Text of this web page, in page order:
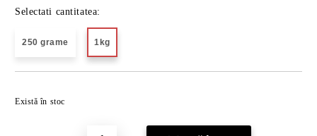
Selectati cantitatea:
250 grame 1kg
Există în stoc